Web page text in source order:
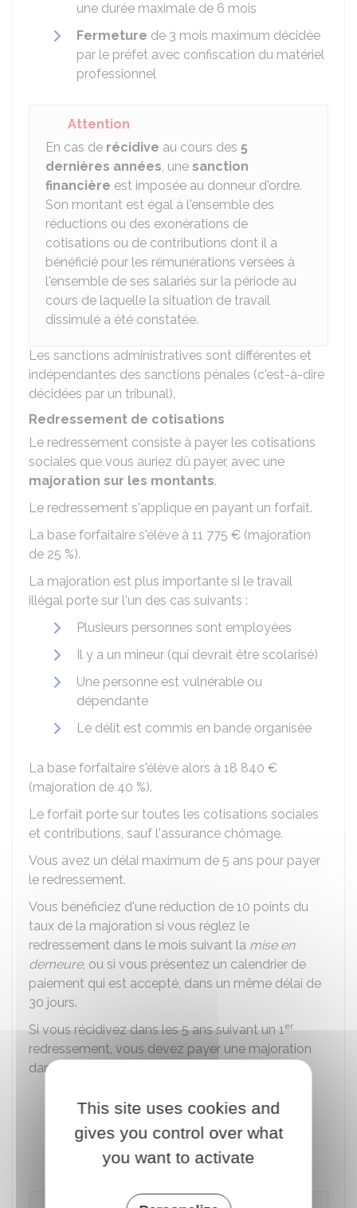
une durée maximale de 6 mois
Fermeture de 3 mois maximum décidée
par le préfet avec confiscation du matériel
professionnel
Attention
En cas de récidive au cours des 5
dernières années, une sanction
financière est imposée au donneur d'ordre.
Son montant est égal à l'ensemble des
réductions ou des exonérations de
cotisations ou de contributions dont il a
bénéficié pour les rémunérations versées à
l'ensemble de ses salariés sur la période au
cours de laquelle la situation de travail
dissimulé a été constatée.
Les sanctions administratives sont différentes et
indépendantes des sanctions pénales (c'est-à-dire
décidées par un tribunal).
Redressement de cotisations
Le redressement consiste à payer les cotisations
sociales que vous auriez dû payer, avec une
majoration sur les montants.
Le redressement s'applique en payant un forfait.
La base forfaitaire s'élève à 11 775 € (majoration
de 25 %).
La majoration est plus importante si le travail
illégal porte sur l'un des cas suivants :
Plusieurs personnes sont employées
Il y a un mineur (qui devrait être scolarisé)
Une personne est vulnérable ou
dépendante
Le délit est commis en bande organisée
La base forfaitaire s'élève alors à 18 840 €
(majoration de 40 %).
Le forfait porte sur toutes les cotisations sociales
et contributions, sauf l'assurance chômage.
Vous avez un délai maximum de 5 ans pour payer
le redressement.
Vous bénéficiez d'une réduction de 10 points du
taux de la majoration si vous réglez le
redressement dans le mois suivant la mise en
demeure, ou si vous présentez un calendrier de
paiement qui est accepté, dans un même délai de
30 jours.
Si vous récidivez dans les 5 ans suivant un 1er
redressement, vous devez payer une majoration
dans la proportion suivante :
redressement était de25 %,
60 %si la majoration lors du 1 er
redressement était de40 %.
This site uses cookies and
gives you control over what
you want to activate